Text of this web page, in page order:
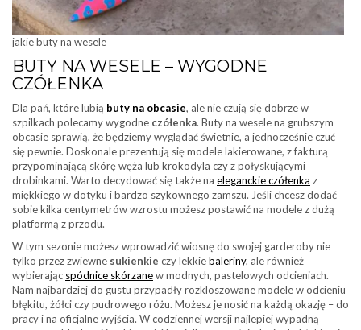
jakie buty na wesele
BUTY NA WESELE – WYGODNE
CZÓŁENKA
Dla pań, które lubią buty na obcasie, ale nie czują się dobrze w
szpilkach polecamy wygodne czółenka. Buty na wesele na grubszym
obcasie sprawią, że będziemy wyglądać świetnie, a jednocześnie czuć
się pewnie. Doskonale prezentują się modele lakierowane, z fakturą
przypominającą skórę węża lub krokodyla czy z połyskującymi
drobinkami. Warto decydować się także na eleganckie czółenka z
miękkiego w dotyku i bardzo szykownego zamszu. Jeśli chcesz dodać
sobie kilka centymetrów wzrostu możesz postawić na modele z dużą
platformą z przodu.
W tym sezonie możesz wprowadzić wiosnę do swojej garderoby nie
tylko przez zwiewne sukienkie czy lekkiebaleriny, ale również
wybierając spódnice skórzanew modnych, pastelowych odcieniach.
Nam najbardziej do gustu przypadły rozkloszowane modele w odcieniu
błękitu, żółci czy pudrowego różu. Możesz je nosić na każdą okazję – do
pracy i na oficjalne wyjścia. W codziennej wersji najlepiej wypadną